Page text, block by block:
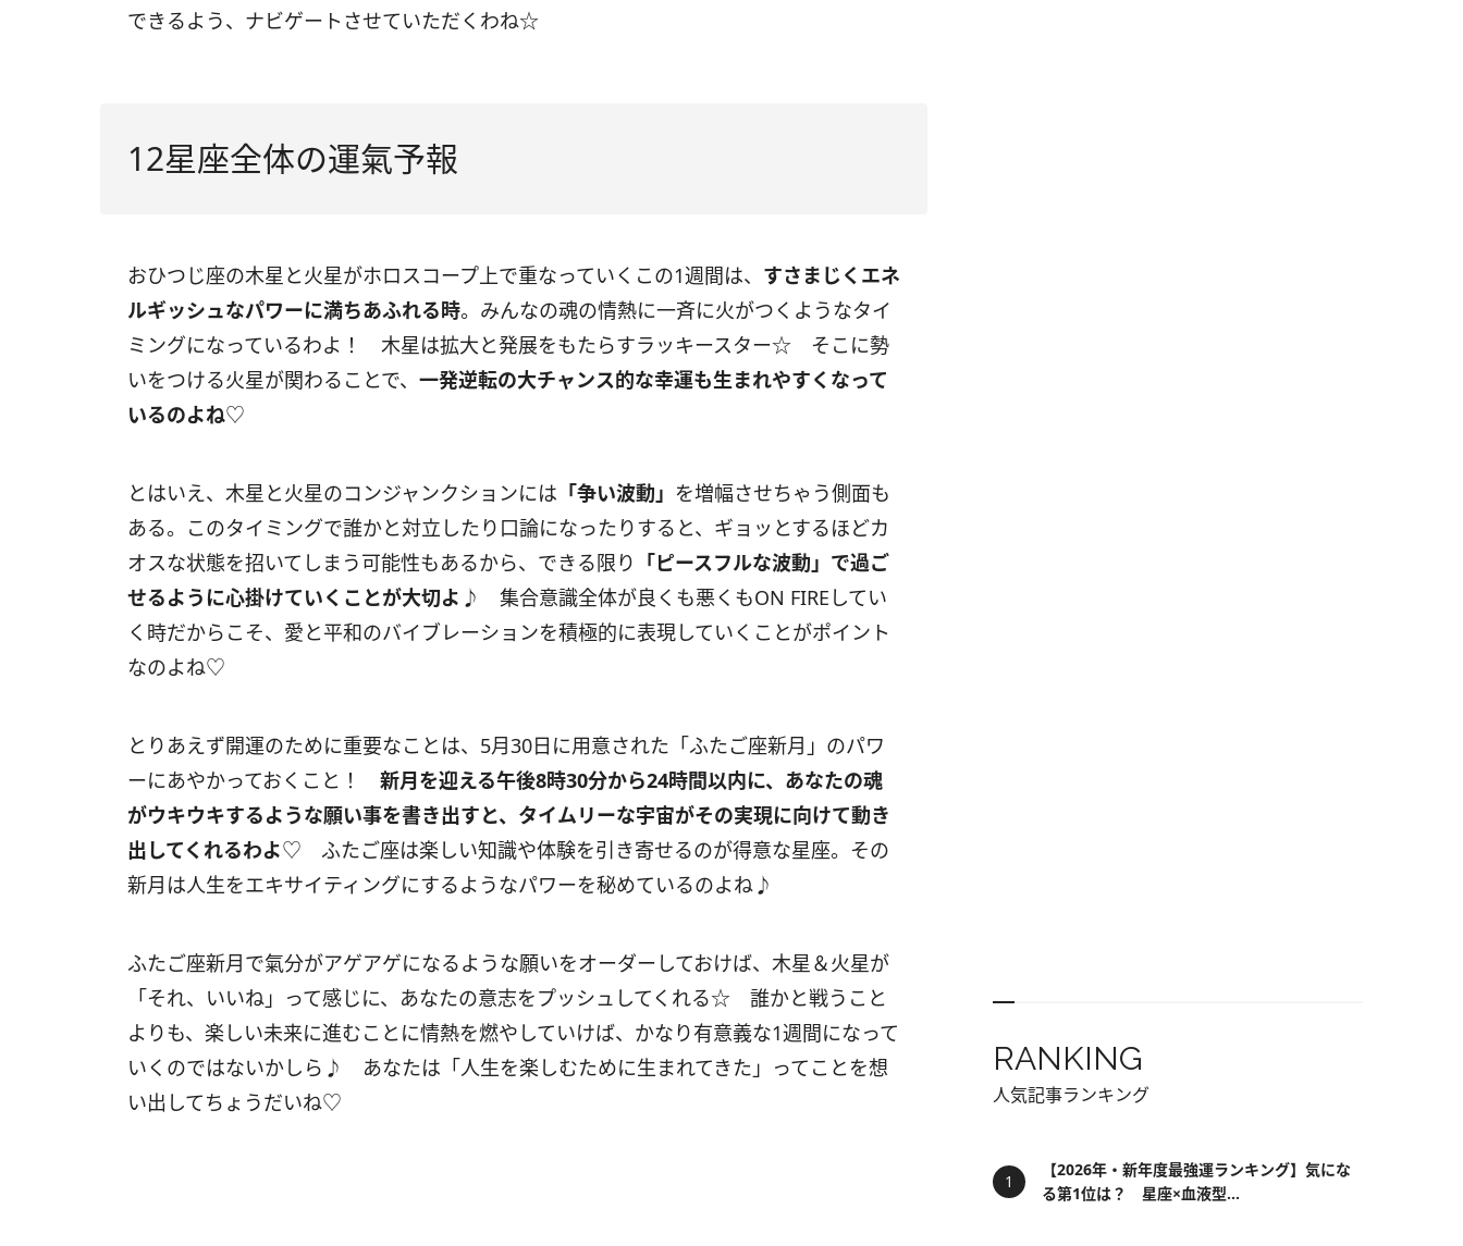
できるよう、ナビゲートさせていただくわね☆
12星座全体の運氣予報
おひつじ座の木星と火星がホロスコープ上で重なっていくこの1週間は、 すさまじくエネ
ルギッシュなパワーに満ちあふれる時。みんなの魂の情熱に一斉に火がつくようなタイ
ミングになっているわよ！ 木星は拡大と発展をもたらすラッキースター☆ そこに勢
いをつける火星が関わることで、 一発逆転の大チャンス的な幸運も生まれやすくなって
いるのよね♡
とはいえ、木星と火星のコンジャンクションには 「争い波動」 を増幅させちゃう側面も
ある。このタイミングで誰かと対立したり口論になったりすると、ギョッとするほどカ
オスな状態を招いてしまう可能性もあるから、できる限り 「ピースフルな波動」で過ご
せるように心掛けていくことが大切よ ♪ 集合意識全体が良くも悪くもON FIRE してい
く時だからこそ、愛と平和のバイブレーションを積極的に表現していくことがポイント
なのよね♡
とりあえず開運のために重要なことは、 5月30日に用意された「ふたご座新月」のパワ
ーにあやかっておくこと！ 新月を迎える午後8時30分から24時間以内に、あなたの魂
がウキウキするような願い事を書き出すと、タイムリーな宇宙がその実現に向けて動き
出してくれるわよ♡ ふたご座は楽しい知識や体験を引き寄せるのが得意な星座。その
新月は人生をエキサイティングにするようなパワーを秘めているのよね♪
ふたご座新月で氣分がアゲアゲになるような願いをオーダーしておけば、木星＆火星が
「それ、いいね」って感じに、あなたの意志をプッシュしてくれる☆ 誰かと戦うこと
よりも、楽しい未来に進むことに情熱を燃やしていけば、かなり有意義な1週間になって
いくのではないかしら♪ あなたは「人生を楽しむために生まれてきた」ってことを想
い出してちょうだいね♡
RANKING
人気記事ランキング
【2026年・新年度最強運ランキング】気にな
る第1位は？ 星座×血液型...